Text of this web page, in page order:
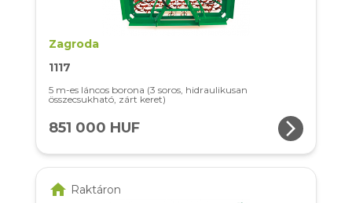
Zagroda
1117
5 m-es láncos borona (3 soros, hidraulikusan
összecsukható, zárt keret)
851 000 HUF arrow_forward_ios
home Raktáron